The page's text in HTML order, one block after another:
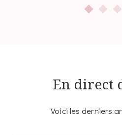
En direct
Voici les derniers